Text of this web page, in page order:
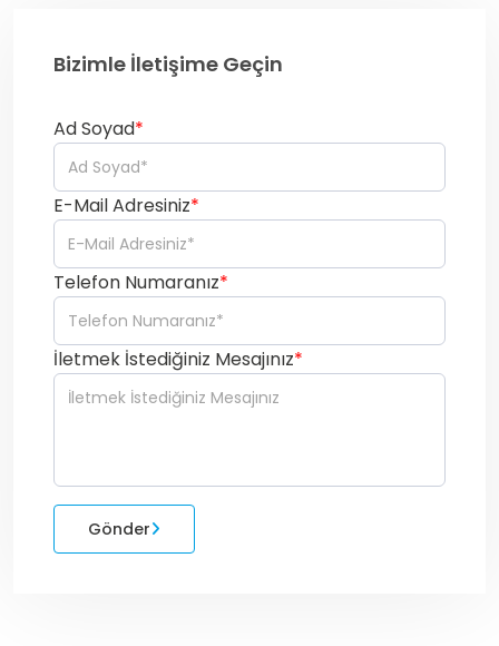
Bizimle İletişime Geçin
Ad Soyad*
E-Mail Adresiniz*
Telefon Numaranız*
İletmek İstediğiniz Mesajınız*
Gönder